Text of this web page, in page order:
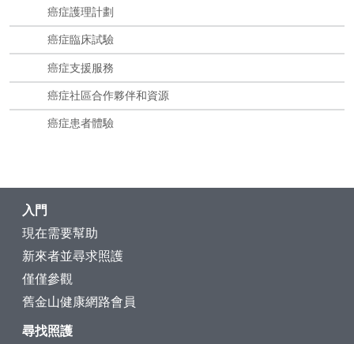
癌症護理計劃
癌症臨床試驗
癌症支援服務
癌症社區合作夥伴和資源
癌症患者體驗
入門
現在需要幫助
新來者並尋求照護
僅僅參觀
舊金山健康網路會員
尋找照護